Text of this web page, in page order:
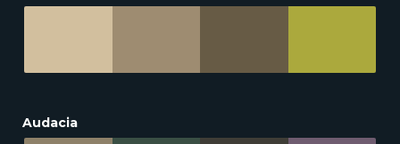
Audacia